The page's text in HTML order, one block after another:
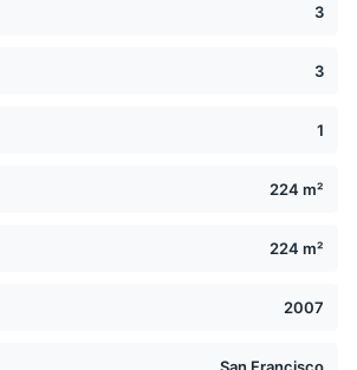
3
3
1
224 m²
224 m²
2007